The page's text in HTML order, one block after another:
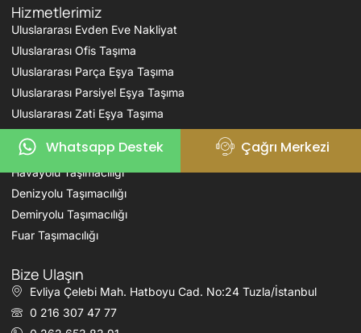
Hizmetlerimiz
Uluslararası Evden Eve Nakliyat
Uluslararası Ofis Taşıma
Uluslararası Parça Eşya Taşıma
Uluslararası Parsiyel Eşya Taşıma
Uluslararası Zati Eşya Taşıma
Karayolu Taşımacılığı
Havayolu Taşımacılığı
Denizyolu Taşımacılığı
Demiryolu Taşımacılığı
Fuar Taşımacılığı
Bize Ulaşın
Evliya Çelebi Mah. Hatboyu Cad. No:24 Tuzla/İstanbul
0 216 307 47 77
Whatsapp Destek Çağrı Merkezi